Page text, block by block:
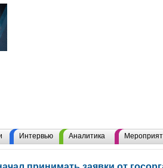
Интервью Аналитика